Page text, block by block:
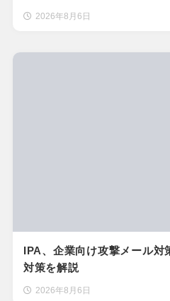
2026年8月6日
IPA、企業向け攻撃メール
対策を解説
2026年8月6日